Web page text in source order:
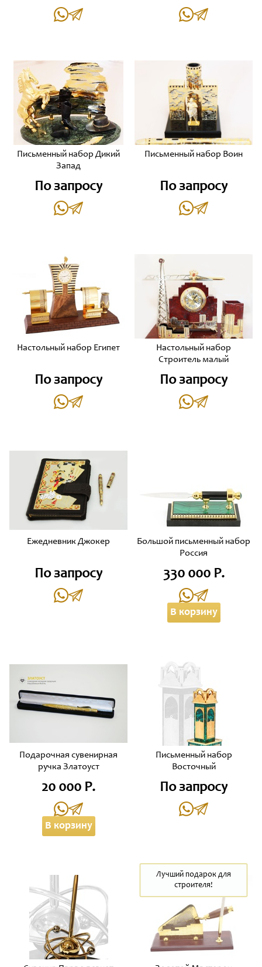
Письменный набор Дикий
Запад
По запросу
Письменный набор Воин
По запросу
Настольный набор Египет
По запросу
Настольный набор
Строитель малый
По запросу
Ежедневник Джокер
По запросу
Большой письменный набор
Россия
330 000 Р.
В корзину
Подарочная сувенирная
ручка Златоуст
20 000 Р.
В корзину
Письменный набор
Восточный
По запросу
Лучший подарок для
строителя!